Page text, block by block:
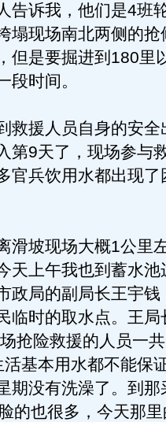
告诉我，他们是4班
塌现场南北两侧的抢
但是要掘进到180里
段时间。
援人员自身的安全
第9天了，现场参与
官兵饮用水都出现了
坡现场大概1公里
天上午我也到蓄水池
政局的副局长王宇钱
临时的取水点。王局
抢险救援的人员一
基本用水都不能保
期没有洗澡了。到那
的也很多，今天那